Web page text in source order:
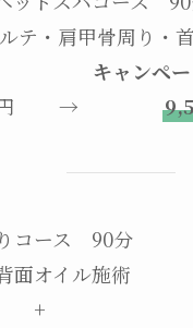
・肩甲骨周り・
格 キャンペ
円 →
コース 90分
オイル施術